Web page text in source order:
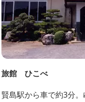
旅館 ひこべ
賢島駅から車で約3分